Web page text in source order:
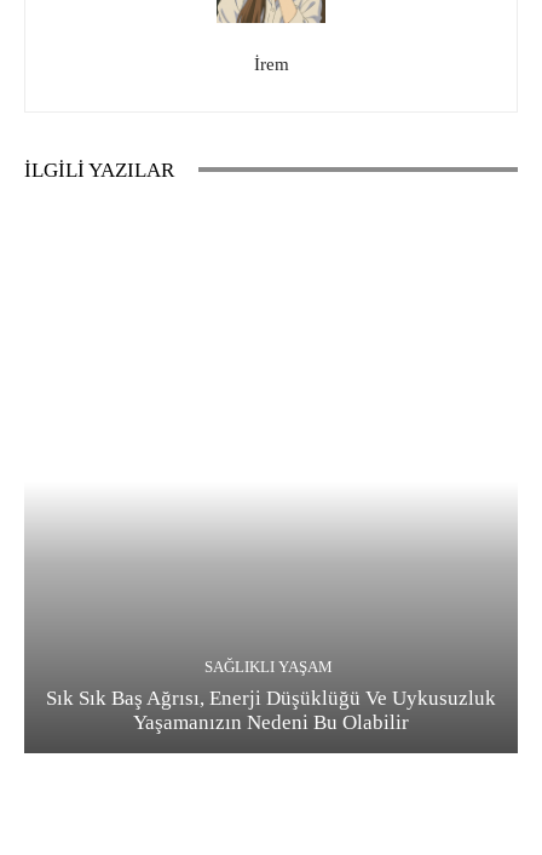
İrem
İLGİLİ YAZILAR
SAĞLIKLI YAŞAM
Sık Sık Baş Ağrısı, Enerji Düşüklüğü Ve Uykusuzluk
Yaşamanızın Nedeni Bu Olabilir